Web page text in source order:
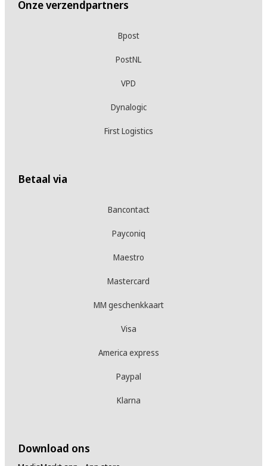
Onze verzendpartners
Bpost
PostNL
VPD
Dynalogic
First Logistics
Betaal via
Bancontact
Payconiq
Maestro
Mastercard
MM geschenkkaart
Visa
America express
Paypal
Klarna
Download ons